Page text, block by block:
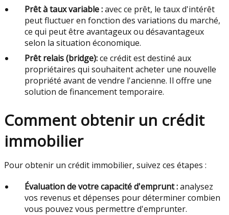
Prêt à taux variable :avec ce prêt, le taux d'intérêt
peut fluctuer en fonction des variations du marché,
ce qui peut être avantageux ou désavantageux
selon la situation économique.
Prêt relais (bridge):ce crédit est destiné aux
propriétaires qui souhaitent acheter une nouvelle
propriété avant de vendre l'ancienne. Il offre une
solution de financement temporaire.
Comment obtenir un crédit
immobilier
Pour obtenir un crédit immobilier, suivez ces étapes :
Évaluation de votre capacité d'emprunt :analysez
vos revenus et dépenses pour déterminer combien
vous pouvez vous permettre d'emprunter.